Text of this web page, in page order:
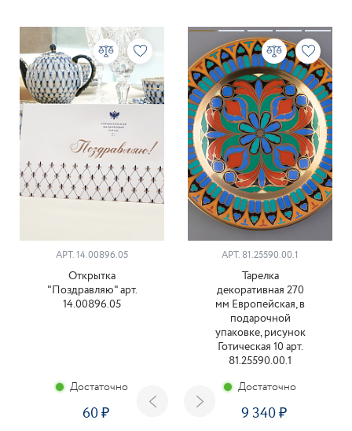
АРТ. 14.00896.05
Открытка
"Поздравляю" арт.
14.00896.05
Достаточно
60
АРТ. 81.25590.00.1
Тарелка
декоративная 270
мм Европейская, в
подарочной
упаковке, рисунок
Готическая 10 арт.
81.25590.00.1
Достаточно
9 340